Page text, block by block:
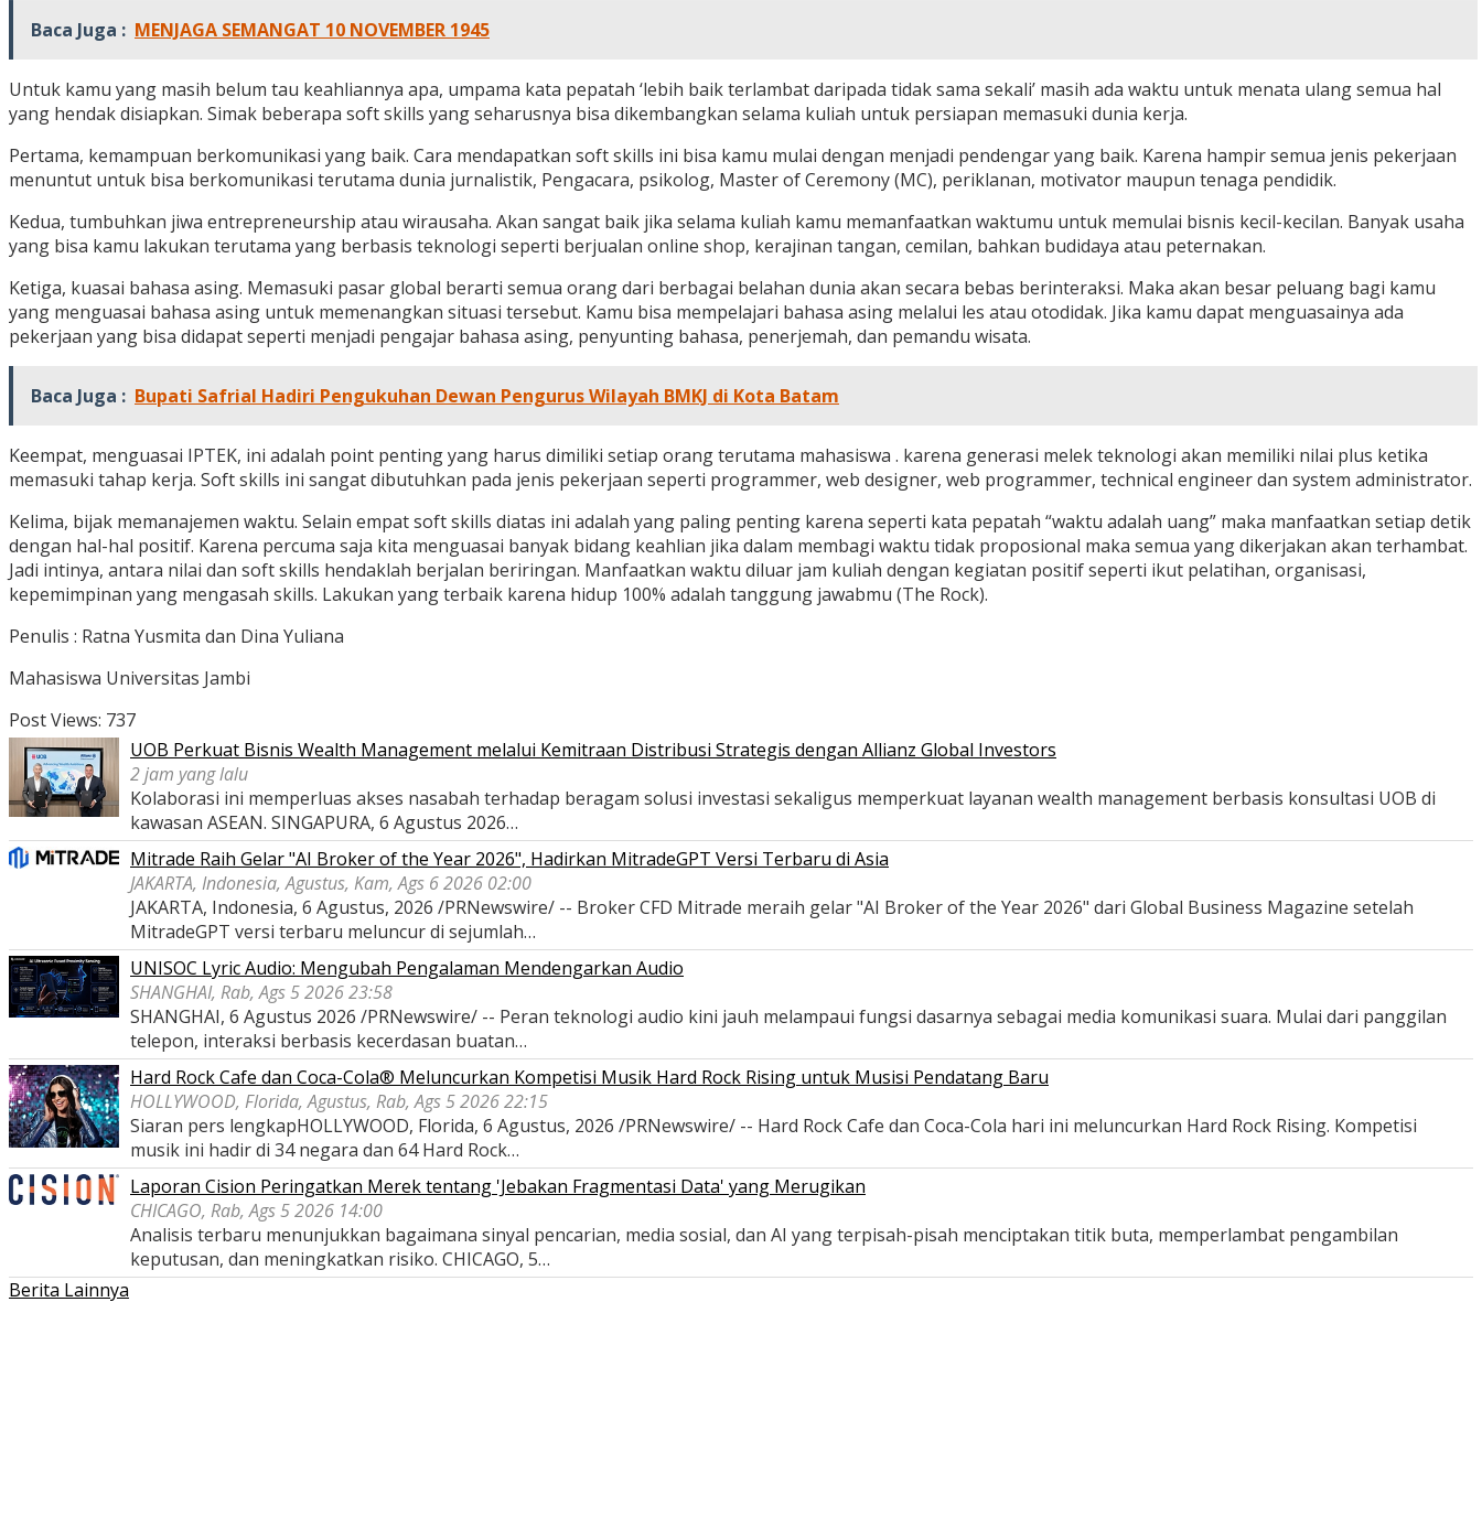
Baca Juga : MENJAGA SEMANGAT 10 NOVEMBER 1945
Untuk kamu yang masih belum tau keahliannya apa, umpama kata pepatah ‘lebih baik terlambat daripada tidak sama sekali’ masih ada waktu untuk menata ulang semua hal
yang hendak disiapkan. Simak beberapa soft skills yang seharusnya bisa dikembangkan selama kuliah untuk persiapan memasuki dunia kerja.
Pertama, kemampuan berkomunikasi yang baik. Cara mendapatkan soft skills ini bisa kamu mulai dengan menjadi pendengar yang baik. Karena hampir semua jenis pekerjaan
menuntut untuk bisa berkomunikasi terutama dunia jurnalistik, Pengacara, psikolog, Master of Ceremony (MC), periklanan, motivator maupun tenaga pendidik.
Kedua, tumbuhkan jiwa entrepreneurship atau wirausaha. Akan sangat baik jika selama kuliah kamu memanfaatkan waktumu untuk memulai bisnis kecil-kecilan. Banyak usaha
yang bisa kamu lakukan terutama yang berbasis teknologi seperti berjualan online shop, kerajinan tangan, cemilan, bahkan budidaya atau peternakan.
Ketiga, kuasai bahasa asing. Memasuki pasar global berarti semua orang dari berbagai belahan dunia akan secara bebas berinteraksi. Maka akan besar peluang bagi kamu
yang menguasai bahasa asing untuk memenangkan situasi tersebut. Kamu bisa mempelajari bahasa asing melalui les atau otodidak. Jika kamu dapat menguasainya ada
pekerjaan yang bisa didapat seperti menjadi pengajar bahasa asing, penyunting bahasa, penerjemah, dan pemandu wisata.
Baca Juga : Bupati Safrial Hadiri Pengukuhan Dewan Pengurus Wilayah BMKJ di Kota Batam
Keempat, menguasai IPTEK, ini adalah point penting yang harus dimiliki setiap orang terutama mahasiswa . karena generasi melek teknologi akan memiliki nilai plus ketika
memasuki tahap kerja. Soft skills ini sangat dibutuhkan pada jenis pekerjaan seperti programmer, web designer, web programmer, technical engineer dan system administrator.
Kelima, bijak memanajemen waktu. Selain empat soft skills diatas ini adalah yang paling penting karena seperti kata pepatah “waktu adalah uang” maka manfaatkan setiap detik
dengan hal-hal positif. Karena percuma saja kita menguasai banyak bidang keahlian jika dalam membagi waktu tidak proposional maka semua yang dikerjakan akan terhambat.
Jadi intinya, antara nilai dan soft skills hendaklah berjalan beriringan. Manfaatkan waktu diluar jam kuliah dengan kegiatan positif seperti ikut pelatihan, organisasi,
kepemimpinan yang mengasah skills. Lakukan yang terbaik karena hidup 100% adalah tanggung jawabmu (The Rock).
Penulis : Ratna Yusmita dan Dina Yuliana
Mahasiswa Universitas Jambi
Post Views: 737
UOB Perkuat Bisnis Wealth Management melalui Kemitraan Distribusi Strategis dengan Allianz Global Investors
2 jam yang lalu
Kolaborasi ini memperluas akses nasabah terhadap beragam solusi investasi sekaligus memperkuat layanan wealth management berbasis konsultasi UOB di
kawasan ASEAN. SINGAPURA, 6 Agustus 2026…
Mitrade Raih Gelar "AI Broker of the Year 2026", Hadirkan MitradeGPT Versi Terbaru di Asia
JAKARTA, Indonesia, Agustus, Kam, Ags 6 2026 02:00
JAKARTA, Indonesia, 6 Agustus, 2026 /PRNewswire/ -- Broker CFD Mitrade meraih gelar "AI Broker of the Year 2026" dari Global Business Magazine setelah
MitradeGPT versi terbaru meluncur di sejumlah…
UNISOC Lyric Audio: Mengubah Pengalaman Mendengarkan Audio
SHANGHAI, Rab, Ags 5 2026 23:58
SHANGHAI, 6 Agustus 2026 /PRNewswire/ -- Peran teknologi audio kini jauh melampaui fungsi dasarnya sebagai media komunikasi suara. Mulai dari panggilan
telepon, interaksi berbasis kecerdasan buatan…
Hard Rock Cafe dan Coca-Cola® Meluncurkan Kompetisi Musik Hard Rock Rising untuk Musisi Pendatang Baru
HOLLYWOOD, Florida, Agustus, Rab, Ags 5 2026 22:15
Siaran pers lengkapHOLLYWOOD, Florida, 6 Agustus, 2026 /PRNewswire/ -- Hard Rock Cafe dan Coca-Cola hari ini meluncurkan Hard Rock Rising. Kompetisi
musik ini hadir di 34 negara dan 64 Hard Rock…
Laporan Cision Peringatkan Merek tentang 'Jebakan Fragmentasi Data' yang Merugikan
CHICAGO, Rab, Ags 5 2026 14:00
Analisis terbaru menunjukkan bagaimana sinyal pencarian, media sosial, dan AI yang terpisah-pisah menciptakan titik buta, memperlambat pengambilan
keputusan, dan meningkatkan risiko. CHICAGO, 5…
Berita Lainnya